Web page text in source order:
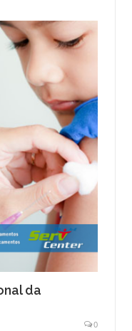
da
0